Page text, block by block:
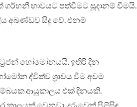
භාවයට පත්වීමට සූදානම් වීමයි.
අඛණ්ඩව සිදු වේ. එනම්
හෝමෝනයයි. ඉතිරි දින
ද්විත්ව ශ්‍රාවය වීම අවම
ආයුකාලය එක් දිනයකි.
කාලයක් වෙනවා. දරුවෙක් පිළිසිඳ